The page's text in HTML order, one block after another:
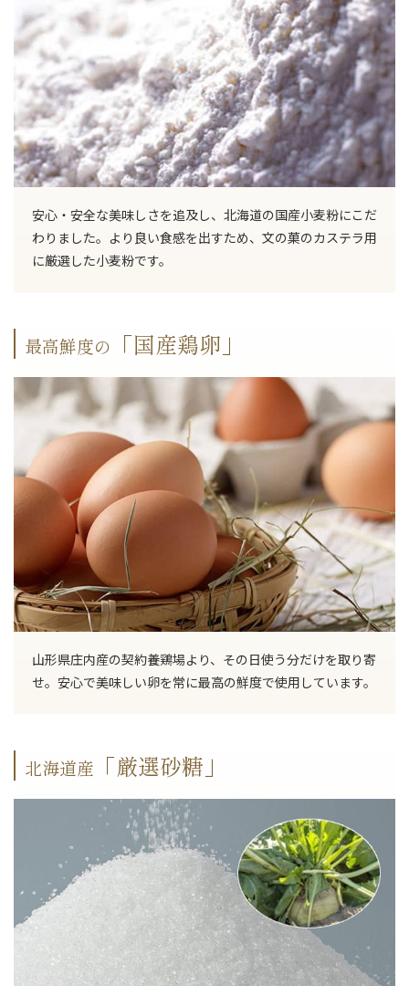
安心・安全な美味しさを追及し、北海道の国産小麦粉にこだ
わりました。より良い食感を出すため、文の菓のカステラ用
に厳選した小麦粉です。
最高鮮度の 「国産鶏卵」
山形県庄内産の契約養鶏場より、その日使う分だけを取り寄
せ。安心で美味しい卵を常に最高の鮮度で使用しています。
北海道産 「厳選砂糖」